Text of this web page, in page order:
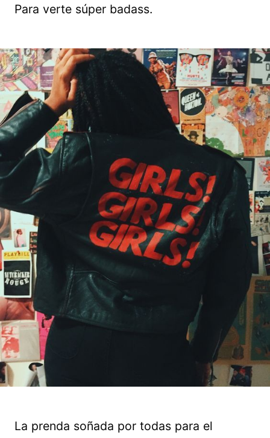
Para verte súper badass.
La prenda soñada por todas para el